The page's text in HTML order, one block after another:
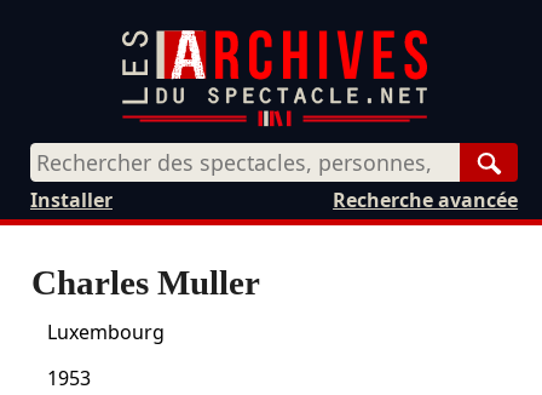
Recherche avancée
Installer
Charles Muller
Luxembourg
1953